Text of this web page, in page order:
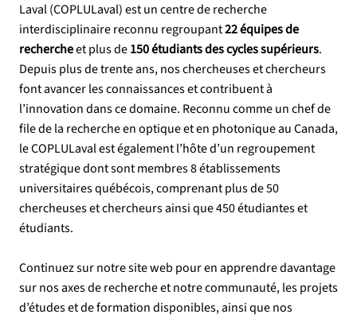
Laval (COPLULaval) est un centre de recherche
interdisciplinaire reconnu regroupant22 équipes de
rechercheet plus de150 étudiants des cycles supérieurs.
Depuis plus de trente ans, nos chercheuses et chercheurs
font avancer les connaissances et contribuent à
l’innovation dans ce domaine. Reconnu comme un chef de
file de la recherche en optique et en photonique au Canada,
le COPLULaval est également l’hôte d’un regroupement
stratégique dont sont membres 8 établissements
universitaires québécois, comprenant plus de 50
chercheuses et chercheurs ainsi que 450 étudiantes et
étudiants.
Continuez sur notre site web pour en apprendre davantage
sur nos axes de recherche et notre communauté, les projets
d’études et de formation disponibles, ainsi que nos